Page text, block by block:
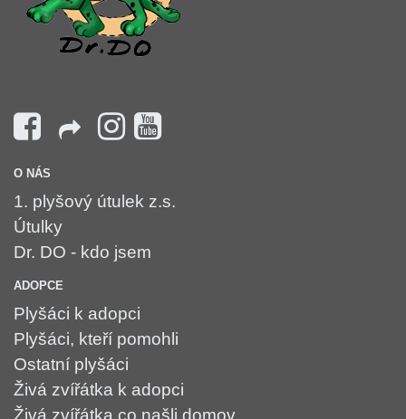
O NÁS
1. plyšový útulek z.s.
Útulky
Dr. DO - kdo jsem
ADOPCE
Plyšáci k adopci
Plyšáci, kteří pomohli
Ostatní plyšáci
Živá zvířátka k adopci
Živá zvířátka co našli domov